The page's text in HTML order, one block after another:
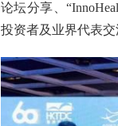
论坛分享、
投资者及业界代表